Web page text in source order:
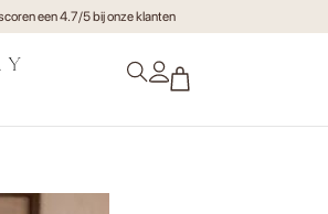
een 4.7/5 bij onze klanten